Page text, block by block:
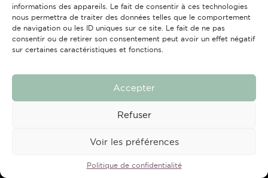
informations des appareils. Le fait de consentir à ces technologies
nous permettra de traiter des données telles que le comportement
de navigation ou les ID uniques sur ce site. Le fait de ne pas
consentir ou de retirer son consentement peut avoir un effet négatif
sur certaines caractéristiques et fonctions.
Accepter
Refuser
Voir les préférences
Politique de confidentialité
Tous droits réservés © 2026 Travail de rue Chicoutimi